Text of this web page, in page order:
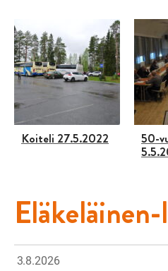
Koiteli 27.5.2022 50-
3.8.2026